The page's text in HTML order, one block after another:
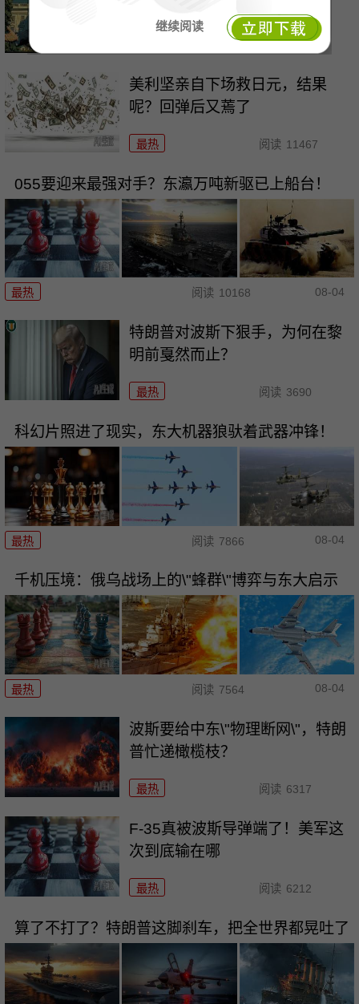
继续阅读
阅读 5537
美利坚亲自下场救日元，结果
呢？回弹后又蔫了
最热 阅读 11467
055要迎来最强对手？东瀛万吨新驱已上船台！
最热 阅读 10168 08-04
特朗普对波斯下狠手，为何在黎
明前戛然而止？
最热 阅读 3690
科幻片照进了现实，东大机器狼驮着武器冲锋！
最热 阅读 7866 08-04
千机压境：俄乌战场上的\"蜂群\"博弈与东大启示
最热 阅读 7564 08-04
波斯要给中东\"物理断网\"，特朗
普忙递橄榄枝？
最热 阅读 6317
F-35真被波斯导弹端了！美军这
次到底输在哪
最热 阅读 6212
算了不打了？特朗普这脚刹车，把全世界都晃吐了